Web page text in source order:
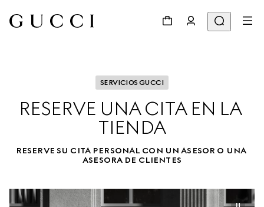
SERVICIOS GUCCI
RESERVE UNA CITA EN LA
TIENDA
RESERVE SU CITA PERSONAL CON UN ASESOR O UNA
ASESORA DE CLIENTES